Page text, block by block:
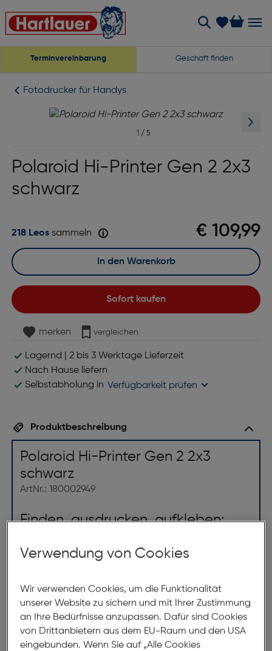
Terminvereinbarung Geschäft finden
Fotodrucker für Handys
1 / 5
Polaroid Hi-Printer Gen 2 2x3
schwarz
€ 109,99
218 Leossammeln
Sofort kaufen
In den Warenkorb
merken vergleichen
Lagernd | 2 bis 3 Werktage Lieferzeit
Nach Hause liefern
Selbstabholung in Verfügbarkeit prüfen
Produktbeschreibung
Polaroid Hi-Printer Gen 2 2x3
schwarz
ArtNr.: 180002949
Finden, ausdrucken, aufkleben:
So einfach ist das mit dem Polaroid Hi-Print 2x3
echte, hochwertige Ausdrucke umwandelt, die Sie
abziehen und aufkleben können, was (und wen) Sie
möchten. Nur kompatibel mit der Polaroid Hi·Print
Verwendung von Cookies
Wir verwenden Cookies, um die Funktionalität
unserer Website zu sichern und mit Ihrer Zustimmung
an Ihre Bedürfnisse anzupassen. Dafür sind Cookies
von Drittanbietern aus dem EU-Raum und den USA
eingebunden. Wenn Sie auf „Alle Cookies